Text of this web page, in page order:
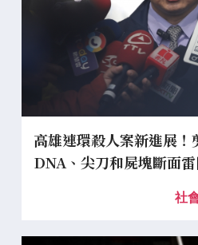
高雄連環殺人案新進展！
DNA、尖刀和屍塊斷面
社